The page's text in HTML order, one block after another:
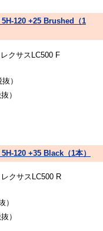
120 +25 Brushed（1
クサスLC500 F
）
）
120 +35 Black（1本）
クサスLC500 R
）
）